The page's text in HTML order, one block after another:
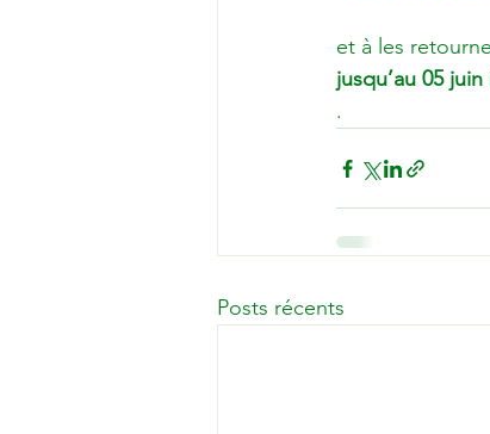
et à les
jusqu’au 05
.
Posts récents